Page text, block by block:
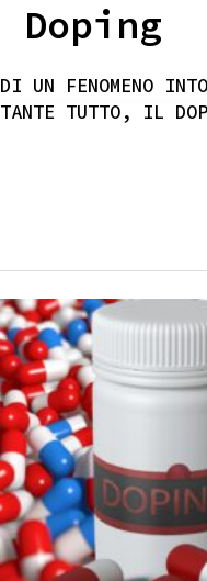
UN FENOMENO
TUTTO, IL